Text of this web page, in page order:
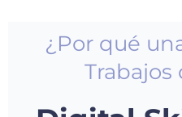
¿Por qué
Trabajos